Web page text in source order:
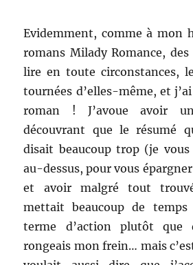
Evidemment, comme à mon
romans Milady Romance,
lire en toute circonstances,
tournées d’elles-même, et
roman ! J’avoue avoir
découvrant que le résumé
disait beaucoup trop (je vous
au-dessus, pour vous
et avoir malgré tout
mettait beaucoup de
terme d’action plutôt que
rongeais mon frein… mais